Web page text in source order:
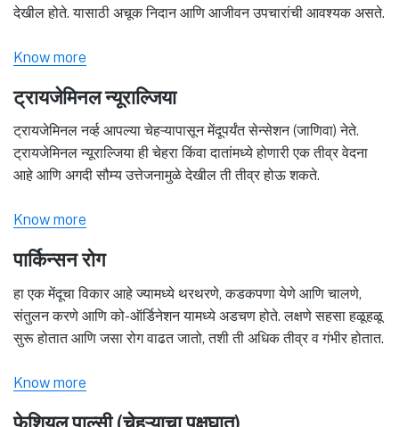
देखील होते. यासाठी अचूक निदान आणि आजीवन उपचारांची आवश्यक असते.
Know more
ट्रायजेमिनल न्यूराल्जिया
ट्रायजेमिनल नर्व्ह आपल्या चेहऱ्यापासून मेंदूपर्यंत सेन्सेशन (जाणिवा) नेते.
ट्रायजेमिनल न्यूराल्जिया ही चेहरा किंवा दातांमध्ये होणारी एक तीव्र वेदना
आहे आणि अगदी सौम्य उत्तेजनामुळे देखील ती तीव्र होऊ शकते.
Know more
पार्किन्सन रोग
हा एक मेंदूचा विकार आहे ज्यामध्ये थरथरणे, कडकपणा येणे आणि चालणे,
संतुलन करणे आणि को-ऑर्डिनेशन यामध्ये अडचण होते. लक्षणे सहसा हळूहळू
सुरू होतात आणि जसा रोग वाढत जातो, तशी ती अधिक तीव्र व गंभीर होतात.
Know more